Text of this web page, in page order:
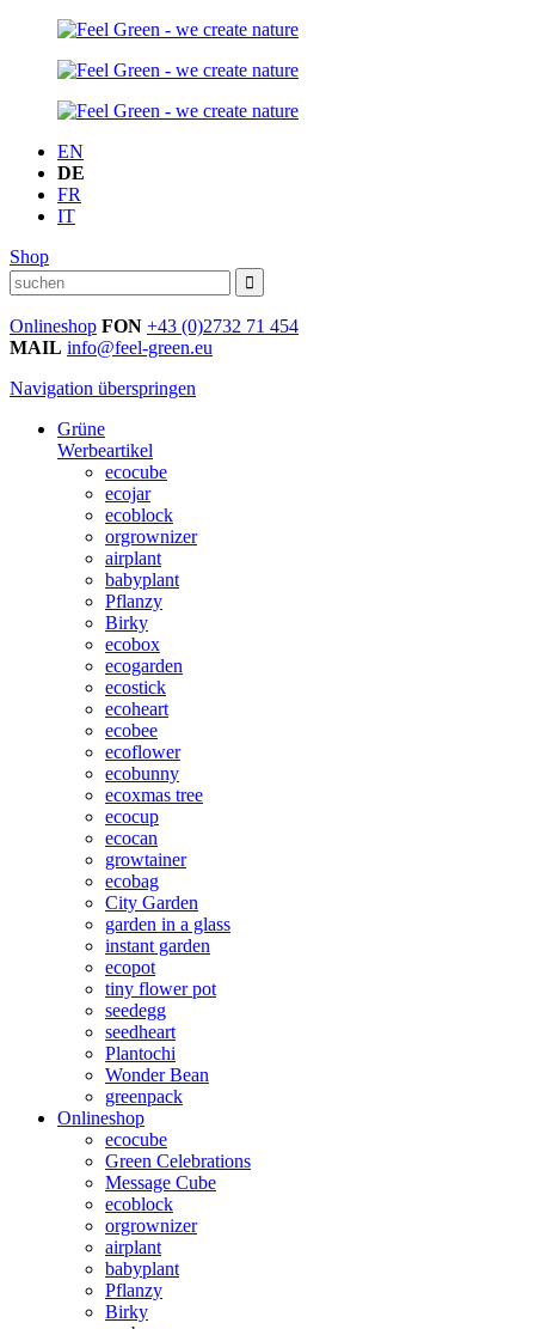
EN
DE
FR
IT
Shop
Onlineshop FON +43 (0)2732 71 454
MAIL info@feel-green.eu
Navigation überspringen
Grüne
Werbeartikel
ecocube
ecojar
ecoblock
orgrownizer
airplant
babyplant
Pflanzy
Birky
ecobox
ecogarden
ecostick
ecoheart
ecobee
ecoflower
ecobunny
ecoxmas tree
ecocup
ecocan
growtainer
ecobag
City Garden
garden in a glass
instant garden
ecopot
tiny flower pot
seedegg
seedheart
Plantochi
Wonder Bean
greenpack
Onlineshop
ecocube
Green Celebrations
Message Cube
ecoblock
orgrownizer
airplant
babyplant
Pflanzy
Birky